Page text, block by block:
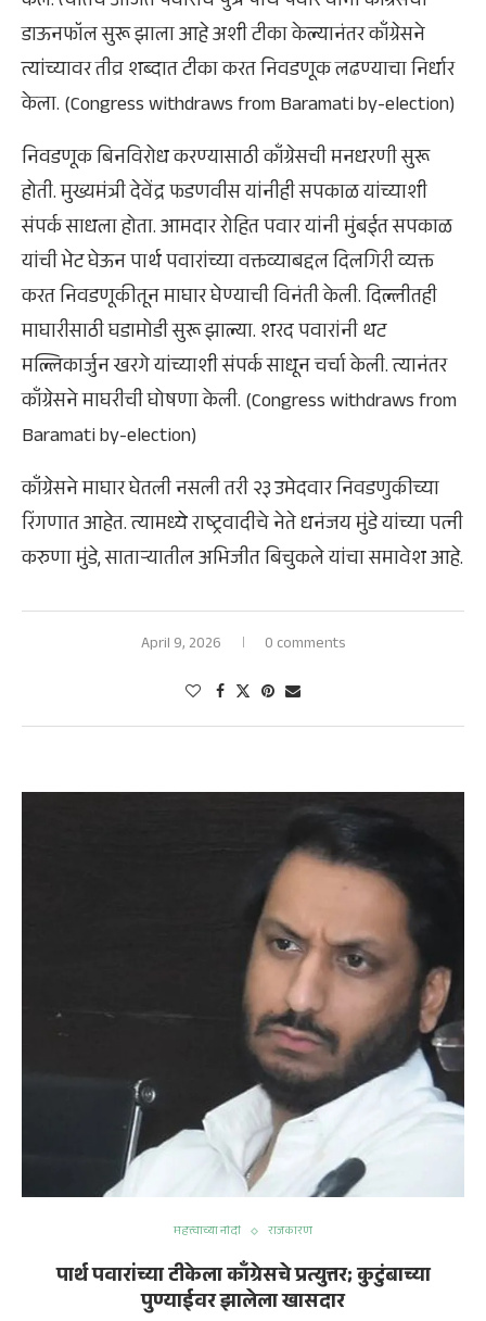
डाऊनफॉल सुरू झाला आहे अशी टीका केल्यानंतर काँग्रेसने
त्यांच्यावर तीव्र शब्दात टीका करत निवडणूक लढण्याचा निर्धार
केला. (Congress withdraws from Baramati by-election)
निवडणूक बिनविरोध करण्यासाठी काँग्रेसची मनधरणी सुरू
होती. मुख्यमंत्री देवेंद्र फडणवीस यांनीही सपकाळ यांच्याशी
संपर्क साधला होता. आमदार रोहित पवार यांनी मुंबईत सपकाळ
यांची भेट घेऊन पार्थ पवारांच्या वक्तव्याबद्दल दिलगिरी व्यक्त
करत निवडणूकीतून माघार घेण्याची विनंती केली. दिल्लीतही
माघारीसाठी घडामोडी सुरू झाल्या. शरद पवारांनी थट
मल्लिकार्जुन खरगे यांच्याशी संपर्क साधून चर्चा केली. त्यानंतर
काँग्रेसने माघरीची घोषणा केली. (Congress withdraws from
Baramati by-election)
काँग्रेसने माघार घेतली नसली तरी २३ उमेदवार निवडणुकीच्या
रिंगणात आहेत. त्यामध्ये राष्ट्रवादीचे नेते धनंजय मुंडे यांच्या पत्नी
करुणा मुंडे, साताऱ्यातील अभिजीत बिचुकले यांचा समावेश आहे.
April 9, 2026 0 comments
महत्त्वाच्या नोंदी राजकारण
पार्थ पवारांच्या टीकेला काँग्रेसचे प्रत्युत्तर; कुटुंबाच्या
पुण्याईवर झालेला खासदार